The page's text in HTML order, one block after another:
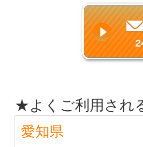
★よくご利用され
愛知県